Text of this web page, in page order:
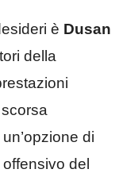
è Dusan
della
di
del